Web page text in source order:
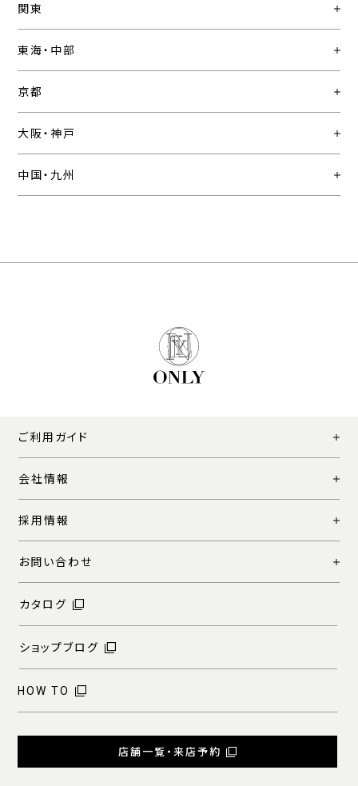
関東
東海・中部
京都
大阪・神戸
中国・九州
ご利用ガイド
会社情報
採用情報
お問い合わせ
カタログ
ショップブログ
HOW TO
店舗一覧・来店予約